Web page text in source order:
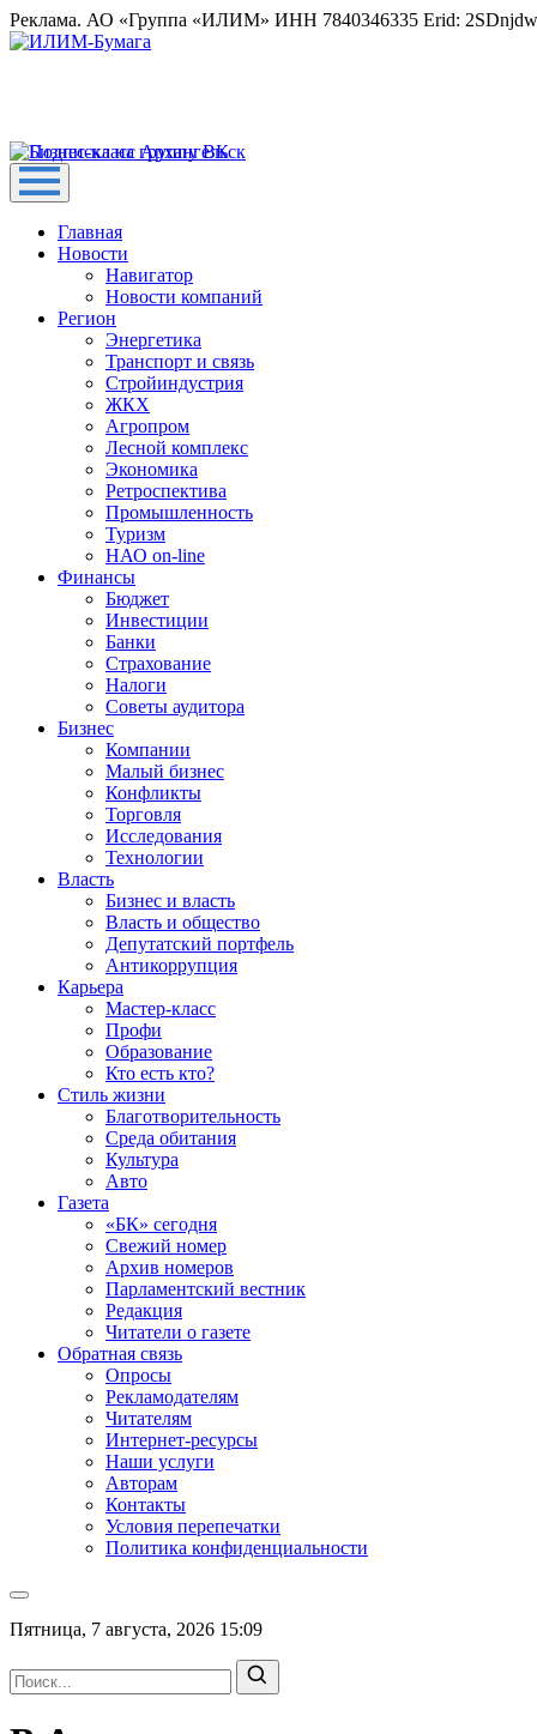
Реклама. АО «Группа «ИЛИМ» ИНН 7840346335 Erid:
Главная
Новости
Навигатор
Новости компаний
Регион
Энергетика
Транспорт и связь
Стройиндустрия
ЖКХ
Агропром
Лесной комплекс
Экономика
Ретроспектива
Промышленность
Туризм
НАО on-line
Финансы
Бюджет
Инвестиции
Банки
Страхование
Налоги
Советы аудитора
Бизнес
Компании
Малый бизнес
Конфликты
Торговля
Исследования
Технологии
Власть
Бизнес и власть
Власть и общество
Депутатский портфель
Антикоррупция
Карьера
Мастер-класс
Профи
Образование
Кто есть кто?
Стиль жизни
Благотворительность
Среда обитания
Культура
Авто
Газета
«БК» сегодня
Свежий номер
Архив номеров
Парламентский вестник
Редакция
Читатели о газете
Обратная связь
Опросы
Рекламодателям
Читателям
Интернет-ресурсы
Наши услуги
Авторам
Контакты
Условия перепечатки
Политика конфиденциальности
Пятница, 7 августа, 2026 15:09